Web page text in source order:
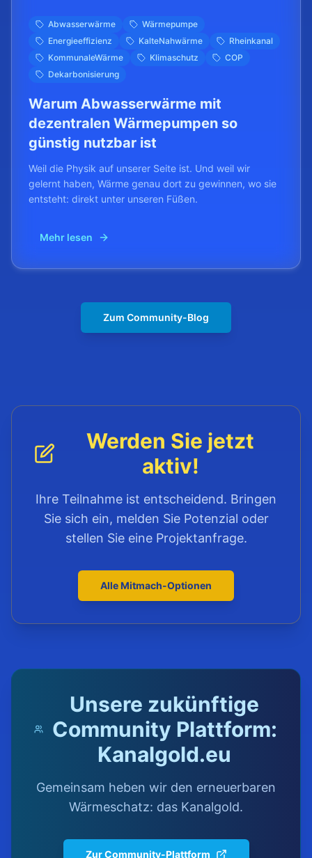
Abwasserwärme
Wärmepumpe
Energieeffizienz
KalteNahwärme
Rheinkanal
KommunaleWärme
Klimaschutz
COP
Dekarbonisierung
Warum Abwasserwärme mit
dezentralen Wärmepumpen so
günstig nutzbar ist
Weil die Physik auf unserer Seite ist. Und weil wir
gelernt haben, Wärme genau dort zu gewinnen, wo sie
entsteht: direkt unter unseren Füßen.
Mehr lesen
Zum Community-Blog
Werden Sie jetzt
aktiv!
Ihre Teilnahme ist entscheidend. Bringen
Sie sich ein, melden Sie Potenzial oder
stellen Sie eine Projektanfrage.
Alle Mitmach-Optionen
Unsere zukünftige
Community Plattform:
Kanalgold.eu
Gemeinsam heben wir den erneuerbaren
Wärmeschatz: das Kanalgold.
Zur Community-Plattform